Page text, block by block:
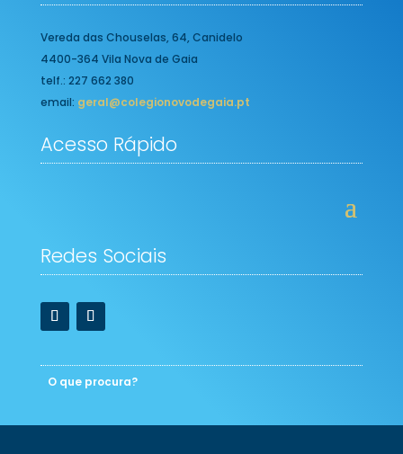
Vereda das Chouselas, 64, Canidelo
4400-364 Vila Nova de Gaia
telf.: 227 662 380
email: geral@colegionovodegaia.pt
Acesso Rápido
Redes Sociais